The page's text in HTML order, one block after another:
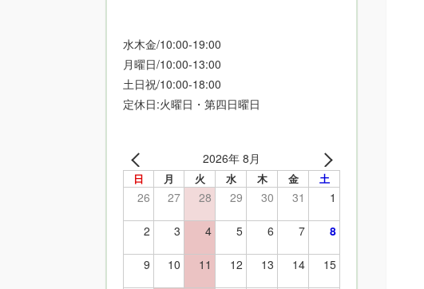
水木金/10:00-19:00
月曜日/10:00-13:00
土日祝/10:00-18:00
定休日:火曜日・第四日曜日
2026年 8月
日 月 火 水 木 金 土
26 27 28 29 30 31 1
2 3 4 5 6 7 8
9 10 11 12 13 14 15